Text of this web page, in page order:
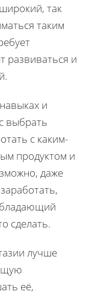
так
таким
развиваться и
и
выбрать
с каким-
продуктом и
даже
сделать.
лучше
её,